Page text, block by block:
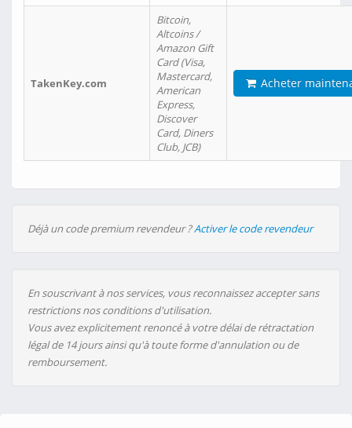
TakenKey.com
Bitcoin,
Altcoins /
Amazon Gift
Card (Visa,
Mastercard,
American
Express,
Discover
Card, Diners
Club, JCB)
Acheter
Déjà un code premium revendeur ?Activer le code revendeur
En souscrivant à nos services, vous reconnaissez accepter sans
restrictions nos conditions d'utilisation.
Vous avez explicitement renoncé à votre délai de rétractation
légal de 14 jours ainsi qu'à toute forme d'annulation ou de
remboursement.